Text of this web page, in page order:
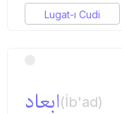
Lugat-ı Cudi
ابعاد(İb'ad)